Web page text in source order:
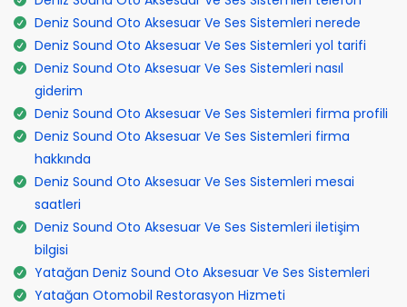
Deniz Sound Oto Aksesuar Ve Ses Sistemleri nerede
Deniz Sound Oto Aksesuar Ve Ses Sistemleri yol tarifi
Deniz Sound Oto Aksesuar Ve Ses Sistemleri nasıl
giderim
Deniz Sound Oto Aksesuar Ve Ses Sistemleri firma profili
Deniz Sound Oto Aksesuar Ve Ses Sistemleri firma
hakkında
Deniz Sound Oto Aksesuar Ve Ses Sistemleri mesai
saatleri
Deniz Sound Oto Aksesuar Ve Ses Sistemleri iletişim
bilgisi
Yatağan Deniz Sound Oto Aksesuar Ve Ses Sistemleri
Yatağan Otomobil Restorasyon Hizmeti